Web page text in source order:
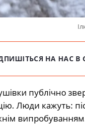
НА НАС В
публічно
Люди кажуть: